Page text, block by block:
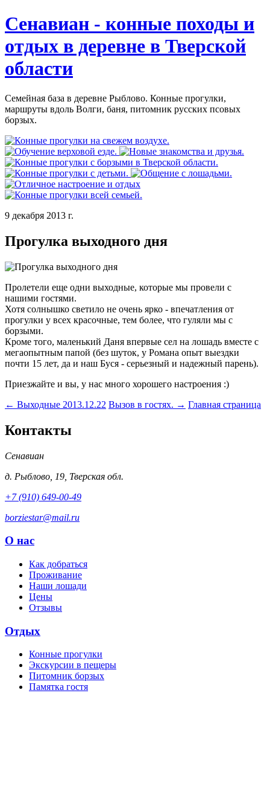
Сенавиан - конные походы и
отдых в деревне в Тверской
области
Семейная база в деревне Рыблово. Конные прогулки,
маршруты вдоль Волги, баня, питомник русских псовых
борзых.
9 декабря 2013 г.
Прогулка выходного дня
Пролетели еще одни выходные, которые мы провели с
нашими гостями.
Хотя солнышко светило не очень ярко - впечатления от
прогулки у всех красочные, тем более, что гуляли мы с
борзыми.
Кроме того, маленький Даня впервые сел на лошадь вместе с
мегаопытным папой (без шуток, у Романа опыт выездки
почти 15 лет, да и наш Буся - серьезный и надежный парень).
Приезжайте и вы, у нас много хорошего настроения :)
← Выходные 2013.12.22 Вызов в гостях. → Главная страница
Контакты
Сенавиан
д. Рыблово 19 Тверская обл.
+7 (910) 649-00-49
borziestar@mail.ru
О нас
Как добраться
Проживание
Наши лошади
Цены
Отзывы
Отдых
Конные прогулки
Экскурсии в пещеры
Питомник борзых
Памятка гостя